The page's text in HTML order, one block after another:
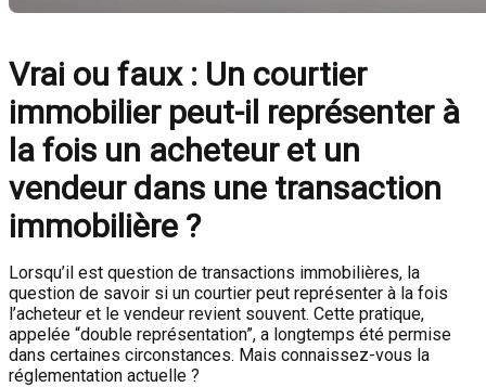
Vrai ou faux : Un courtier
immobilier peut-il représenter à
la fois un acheteur et un
vendeur dans une transaction
immobilière ?
Lorsqu’il est question de transactions immobilières, la
question de savoir si un courtier peut représenter à la fois
l’acheteur et le vendeur revient souvent. Cette pratique,
appelée “double représentation”, a longtemps été permise
dans certaines circonstances. Mais connaissez-vous la
réglementation actuelle ?